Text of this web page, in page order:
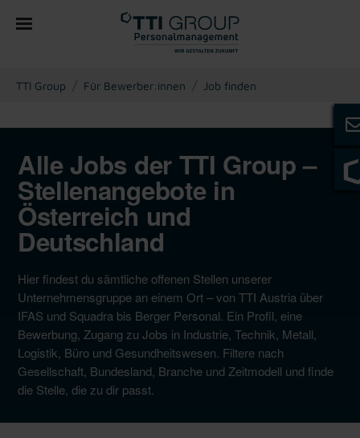
You are here:
TTI Group Für Bewerber:innen Job finden
Alle Jobs der TTI Group –
Stellenangebote in
Österreich und
Deutschland
Hier findest du sämtliche offenen Stellen unserer
Unternehmensgruppe an einem Ort – von TTI Austria über
IFAS und Squadra bis Berger Personal. Ein Profil, eine
Bewerbung, Zugang zu Jobs in Industrie, Technik, Metall,
Logistik, Büro und Gesundheitswesen. Filtere nach
Gesellschaft, Bundesland, Branche und Zeitmodell und finde
die Stelle, die zu dir passt.